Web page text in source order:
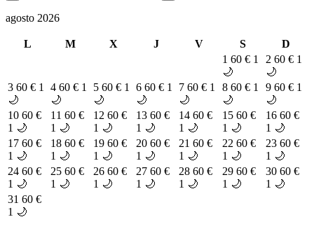
agosto 2026
L M X J V S
D
1 60 € 1
🌙
2 60 € 1
🌙
3 60 € 1
🌙
4 60 € 1
🌙
5 60 € 1
🌙
6 60 € 1
🌙
7 60 € 1
🌙
8 60 € 1
🌙
9 60 € 1
🌙
10 60 €
1 🌙
11 60 €
1 🌙
12 60 €
1 🌙
13 60 €
1 🌙
14 60 €
1 🌙
15 60 €
1 🌙
16 60 €
1 🌙
17 60 €
1 🌙
18 60 €
1 🌙
19 60 €
1 🌙
20 60 €
1 🌙
21 60 €
1 🌙
22 60 €
1 🌙
23 60 €
1 🌙
24 60 €
1 🌙
25 60 €
1 🌙
26 60 €
1 🌙
27 60 €
1 🌙
28 60 €
1 🌙
29 60 €
1 🌙
30 60 €
1 🌙
31 60 €
1 🌙